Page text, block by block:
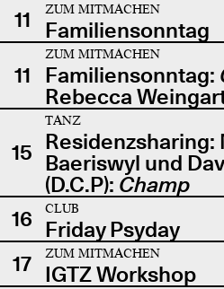
11
ZUM MITMACHEN
Familiensonntag
11
ZUM MITMACHEN
Familiensonntag:
Rebecca
15
TANZ
Residenzsharing:
Baeriswyl und
(D.C.P): Champ
16
CLUB
Friday Psyday
17
ZUM MITMACHEN
IGTZ Workshop